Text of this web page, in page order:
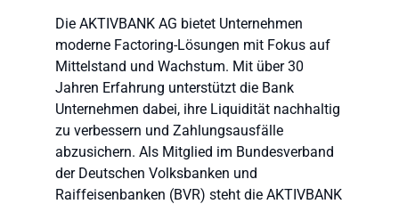
Die AKTIVBANK AG bietet Unternehmen
moderne Factoring-Lösungen mit Fokus auf
Mittelstand und Wachstum. Mit über 30
Jahren Erfahrung unterstützt die Bank
Unternehmen dabei, ihre Liquidität nachhaltig
zu verbessern und Zahlungsausfälle
abzusichern. Als Mitglied im Bundesverband
der Deutschen Volksbanken und
Raiffeisenbanken (BVR) steht die AKTIVBANK